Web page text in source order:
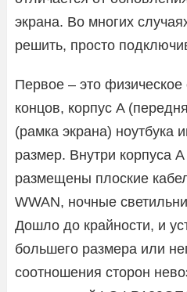
экрана. Во многих
решить, просто
Первое – это
концов, корпус A
(рамка экрана) ноутбука
размер. Внутри корпуса
размещены плоские
WWAN, ночные
Дошло до крайности, и
большего размера или
соотношения сторон